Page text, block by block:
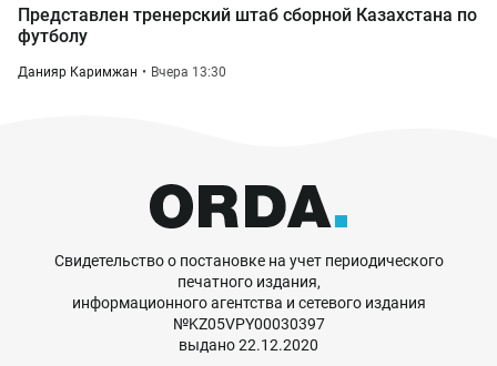
Представлен тренерский штаб сборной Казахстана по
футболу
Данияр Каримжан Вчера 13:30
Свидетельство о постановке на учет периодического
печатного издания,
информационного агентства и сетевого издания
№KZ05VPY00030397
выдано 22.12.2020